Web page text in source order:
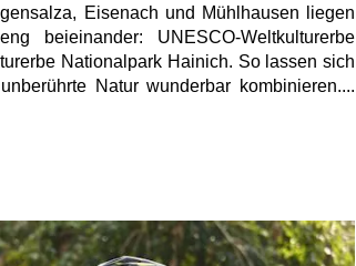
Eisenach und Mühlhausen liegen
beieinander: UNESCO-Weltkulturerbe
Nationalpark Hainich. So lassen sich
Natur wunderbar kombinieren....